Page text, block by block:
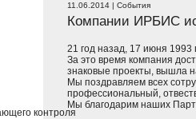
контроля
11.06.2014 | События
Компании ИРБИС
21 год назад, 17 июня
За это время компания
знаковые проекты, вышла
Мы поздравляем всех
профессиональный,
Мы благодарим наших